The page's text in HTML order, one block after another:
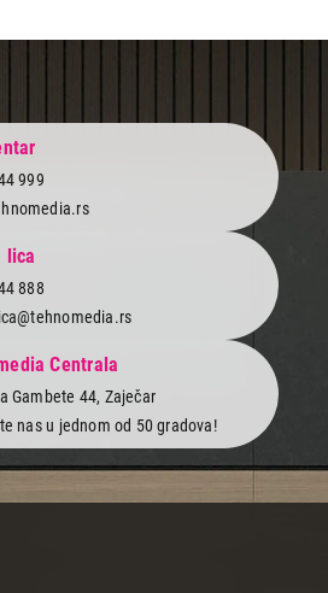
999
lica
888
Centrala
Gambete 44, Zaječar
nas u jednom od 50 gradova!